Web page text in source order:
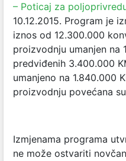
– Poticaj za
10.12.2015. Program je
iznos od 12.300.000
proizvodnju umanjen na
predviđenih 3.400.000
umanjeno na 1.840.000
proizvodnju povećana
Izmjenama programa
ne može ostvariti